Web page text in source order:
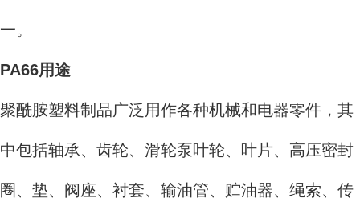
一。
PA66用途
聚酰胺塑料制品广泛用作各种机械和电器零件，其
中包括轴承、齿轮、滑轮泵叶轮、叶片、高压密封
圈、垫、阀座、衬套、输油管、贮油器、绳索、传